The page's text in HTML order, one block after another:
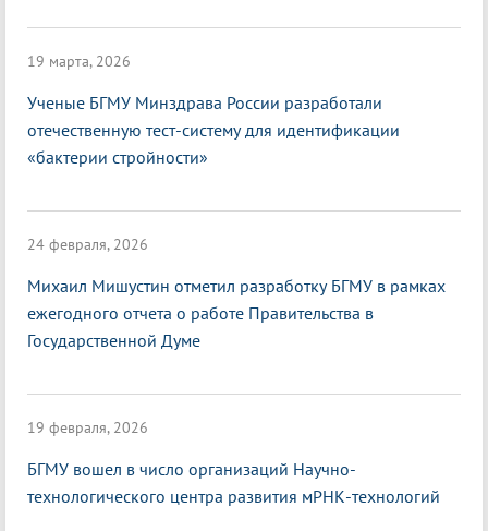
19 марта, 2026
Ученые БГМУ Минздрава России разработали
отечественную тест-систему для идентификации
«бактерии стройности»
24 февраля, 2026
Михаил Мишустин отметил разработку БГМУ в рамках
ежегодного отчета о работе Правительства в
Государственной Думе
19 февраля, 2026
БГМУ вошел в число организаций Научно-
технологического центра развития мРНК-технологий